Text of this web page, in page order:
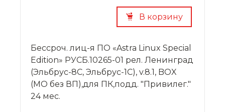
В корзину
Бессроч. лиц-я ПО «Astra Linux Special
Edition» РУСБ.10265-01 рел. Ленинград
(Эльбрус-8С, Эльбрус-1С), v.8.1, BOX
(МО без ВП),для ПК,подд. "Привилег."
24 мес.